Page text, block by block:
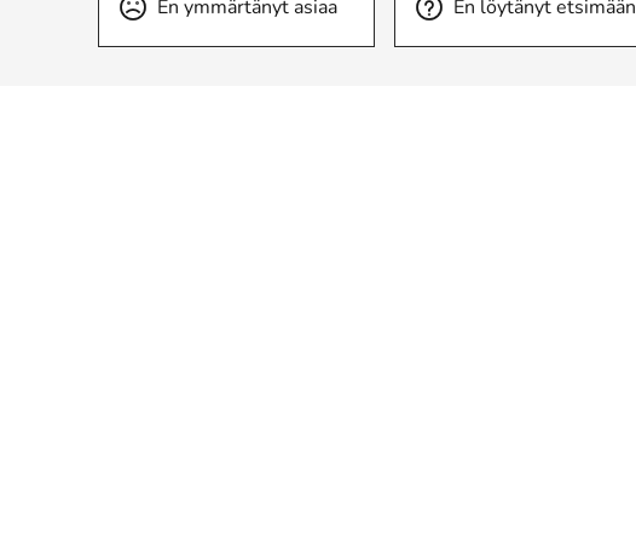
En ymmärtänyt asiaa En löytänyt